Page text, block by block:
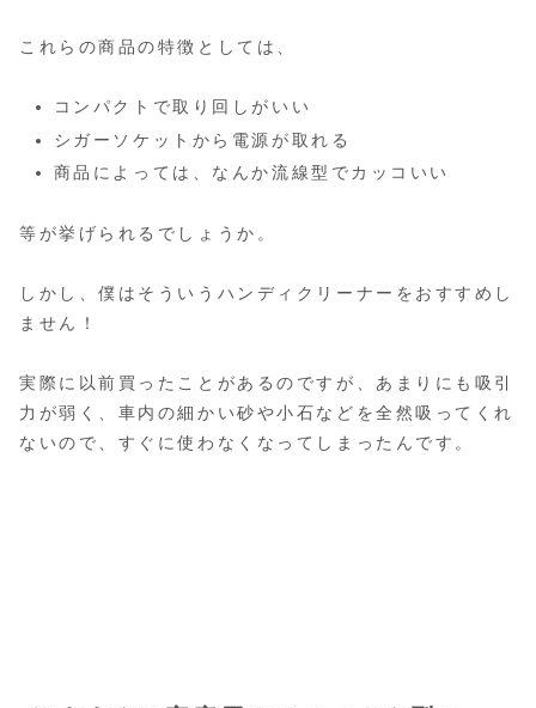
これらの商品の特徴としては、
コンパクトで取り回しがいい
シガーソケットから電源が取れる
商品によっては、なんか流線型でカッコいい
等が挙げられるでしょうか。
しかし、僕はそういうハンディクリーナーをおすすめし
ません！
実際に以前買ったことがあるのですが、あまりにも吸引
力が弱く、車内の細かい砂や小石などを全然吸ってくれ
ないので、すぐに使わなくなってしまったんです。